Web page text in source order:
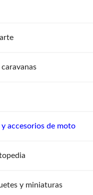
y accesorios de moto
y miniaturas